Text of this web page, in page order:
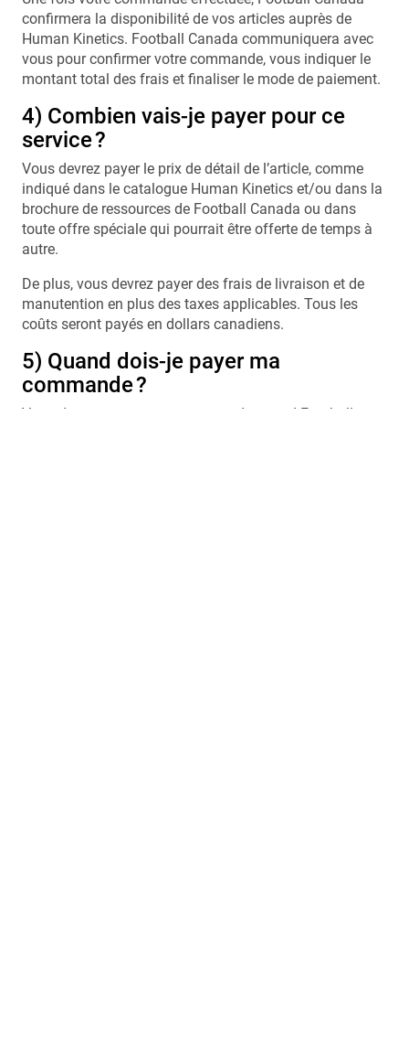
confirmera la disponibilité de vos articles auprès de
Human Kinetics. Football Canada communiquera avec
vous pour confirmer votre commande, vous indiquer le
montant total des frais et finaliser le mode de paiement.
4) Combien vais-je payer pour ce
service ?
Vous devrez payer le prix de détail de l’article, comme
indiqué dans le catalogue Human Kinetics et/ou dans la
brochure de ressources de Football Canada ou dans
toute offre spéciale qui pourrait être offerte de temps à
autre.
De plus, vous devrez payer des frais de livraison et de
manutention en plus des taxes applicables. Tous les
coûts seront payés en dollars canadiens.
5) Quand dois-je payer ma
commande ?
Vous devrez payer votre commande quand Football